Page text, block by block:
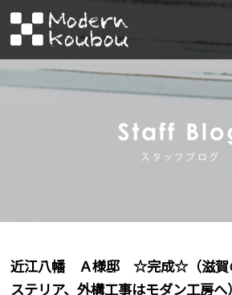
株式会社
近江八幡 Ａ様邸 ☆完成☆（滋賀
ステリア、外構工事はモダン工房へ）